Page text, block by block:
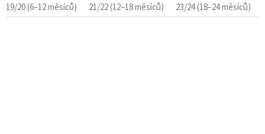
19/20 (6–12 měsíců) 21/22 (12–18 měsíců) 23/24 (18–24 měsíců)